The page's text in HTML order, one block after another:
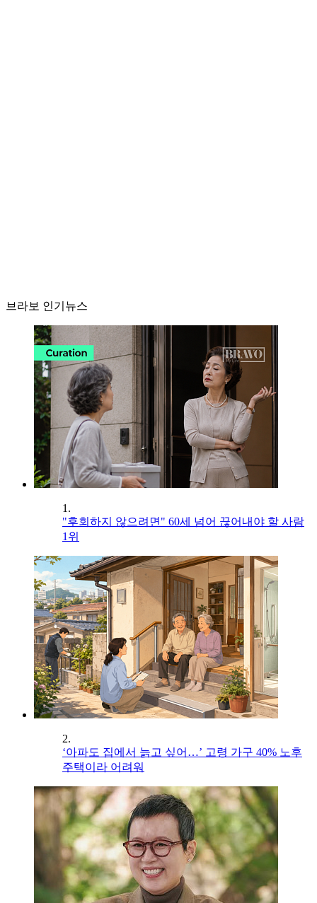
브라보 인기뉴스
1.
"후회하지 않으려면" 60세 넘어 끊어내야 할 사람
1위
2.
‘아파도 집에서 늙고 싶어…’ 고령 가구 40% 노후
주택이라 어려워